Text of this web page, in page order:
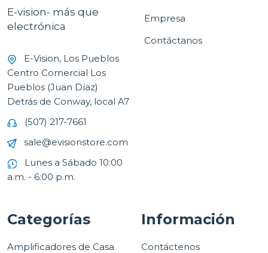
E-vision- más que
electrónica
E-Vision, Los Pueblos
Centro Comercial Los
Pueblos (Juan Díaz)
Detrás de Conway, local A7
(507) 217-7661
sale@evisionstore.com
Lunes a Sábado 10:00
a.m. - 6:00 p.m.
Empresa
Contáctanos
Categorías
Amplificadores de Casa
Información
Contáctenos